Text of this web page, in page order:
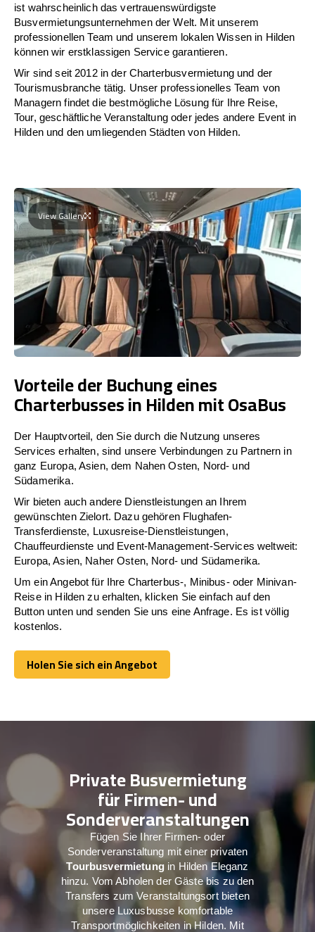
ist wahrscheinlich das vertrauenswürdigste
Busvermietungsunternehmen der Welt. Mit unserem
professionellen Team und unserem lokalen Wissen in Hilden
können wir erstklassigen Service garantieren.
Wir sind seit 2012 in der Charterbusvermietung und der
Tourismusbranche tätig. Unser professionelles Team von
Managern findet die bestmögliche Lösung für Ihre Reise,
Tour, geschäftliche Veranstaltung oder jedes andere Event in
Hilden und den umliegenden Städten von Hilden.
View Gallery
Vorteile der Buchung eines
Charterbusses in Hilden mit OsaBus
Der Hauptvorteil, den Sie durch die Nutzung unseres
Services erhalten, sind unsere Verbindungen zu Partnern in
ganz Europa, Asien, dem Nahen Osten, Nord- und
Südamerika.
Wir bieten auch andere Dienstleistungen an Ihrem
gewünschten Zielort. Dazu gehören Flughafen-
Transferdienste, Luxusreise-Dienstleistungen,
Chauffeurdienste und Event-Management-Services weltweit:
Europa, Asien, Naher Osten, Nord- und Südamerika.
Um ein Angebot für Ihre Charterbus-, Minibus- oder Minivan-
Reise in Hilden zu erhalten, klicken Sie einfach auf den
Button unten und senden Sie uns eine Anfrage. Es ist völlig
kostenlos.
Holen Sie sich ein Angebot
Holen Sie sich ein Angebot
Private Busvermietung
für Firmen- und
Sonderveranstaltungen
Fügen Sie Ihrer Firmen- oder
Sonderveranstaltung mit einer privaten
Tourbusvermietung in Hilden Eleganz
hinzu. Vom Abholen der Gäste bis zu den
Transfers zum Veranstaltungsort bieten
unsere Luxusbusse komfortable
Transportmöglichkeiten in Hilden. Mit